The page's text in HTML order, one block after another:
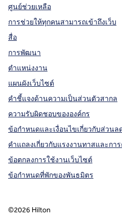
ศูนย์ช่วยเหลือ
การช่วยให้ทุกคนสามารถเข้าถึงเว็บ
สื่อ
การพัฒนา
ตำแหน่งงาน
แผนผังเว็บไซต์
คำชี้แจงด้านความเป็นส่วนตัวสากล
ความรับผิดชอบขององค์กร
ข้อกำหนดและเงื่อนไขเกี่ยวกับส่วน
คําแถลงเกี่ยวกับแรงงานทาสและกา
ข้อตกลงการใช้งานเว็บไซต์
ข้อกําหนดที่พักของพันธมิตร
©2026 Hilton